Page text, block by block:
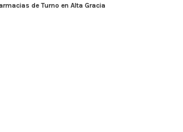
de Turno en Alta Gracia